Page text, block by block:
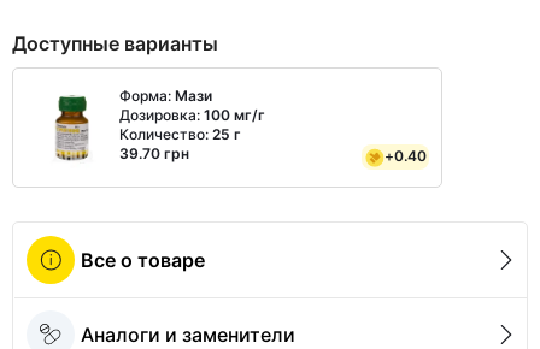
Доступные варианты
Форма: Мази
Дозировка: 100 мг/г
Количество: 25 г
39.70 грн
+0.40
Все о товаре
Аналоги и заменители